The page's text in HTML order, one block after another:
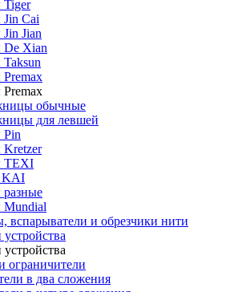
Cai
Jian
Xian
обычные
для левшей
TEXI
KAI
вспарыватели и обрезчики нити
ограничители
в два сложения